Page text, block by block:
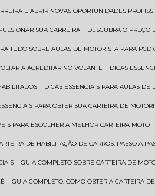
E ABRIR NOVAS OPORTUNIDADES
SUA CARREIRA DESCUBRA O
TUDO SOBRE AULAS DE MOTORISTA PARA
A ACREDITAR NO VOLANTE DICAS
DICAS ESSENCIAIS PARA AULAS
ESSENCIAIS PARA OBTER SUA CARTEIRA DE
PARA ESCOLHER A MELHOR CARTEIRA MOTO
DE HABILITAÇÃO DE CARROS: PASSO A
GUIA COMPLETO SOBRE CARTEIRA DE
GUIA COMPLETO: COMO OBTER A CARTEIRA